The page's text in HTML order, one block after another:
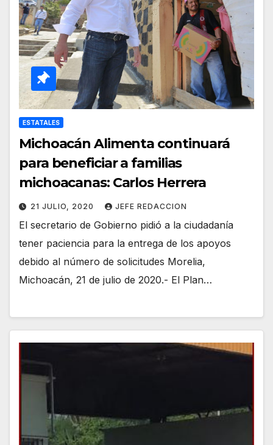
ESTATALES
Michoacán Alimenta continuará
para beneficiar a familias
michoacanas: Carlos Herrera
21 JULIO, 2020 JEFE REDACCION
El secretario de Gobierno pidió a la ciudadanía
tener paciencia para la entrega de los apoyos
debido al número de solicitudes Morelia,
Michoacán, 21 de julio de 2020.- El Plan…